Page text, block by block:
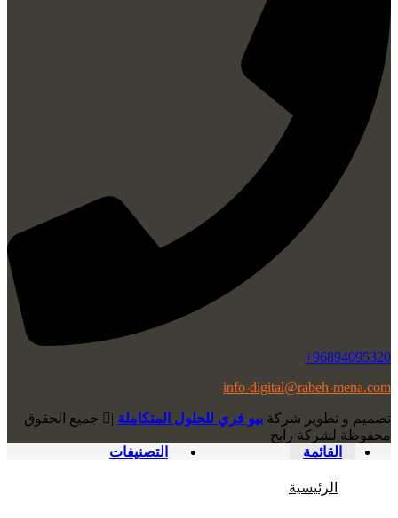
96894095320+
info-digital@rabeh-mena.com
تصميم و تطوير شركة بيو فري للحلول المتكاملة |
ﺟﻤﻴﻊ اﻟﺤﻘﻮق
ﻣﺤﻔﻮﻇﺔ لشرﻛﺔ رابح
القائمة
التصنيفات
الرئيسية